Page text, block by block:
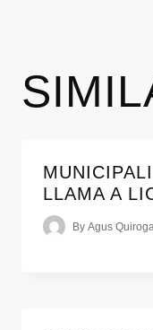
LLAMA A
By Agus Quiroga